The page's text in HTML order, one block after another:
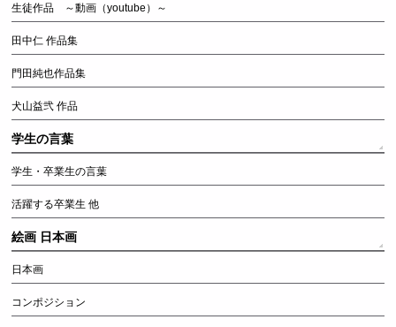
生徒作品 ～動画（youtube）～
田中仁 作品集
門田純也作品集
犬山益弐 作品
学生の言葉
学生・卒業生の言葉
活躍する卒業生 他
絵画 日本画
日本画
コンポジション